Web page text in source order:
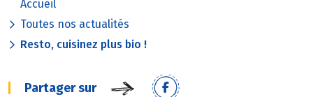
Accueil
Toutes nos actualités
Resto, cuisinez plus bio !
Partager sur